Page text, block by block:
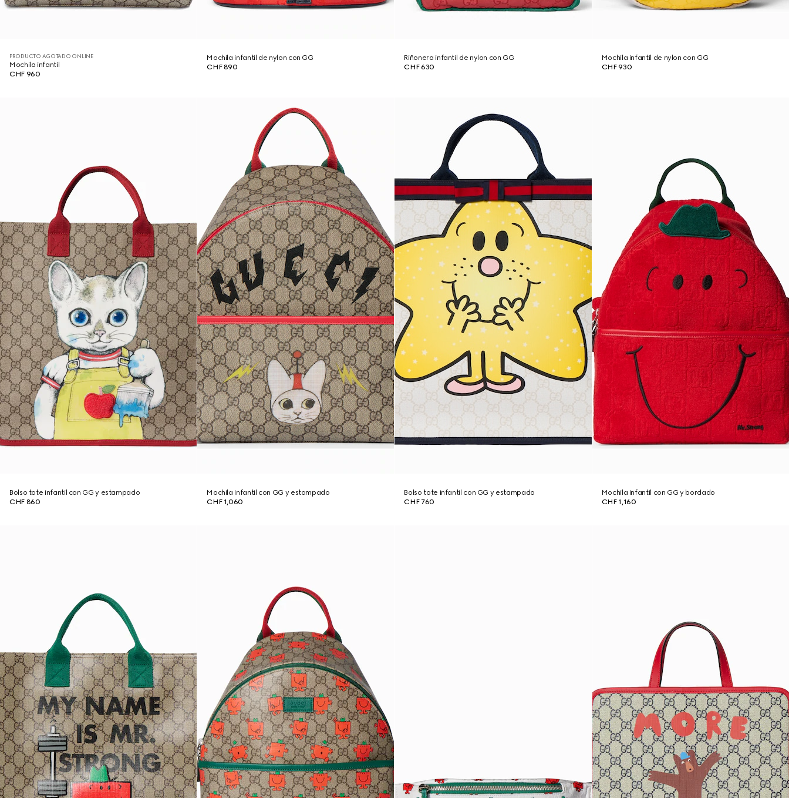
PRODUCTO AGOTADO ONLINE
Mochila infantil
CHF 960
Mochila infantil de nylon con GG
CHF 890
Riñonera infantil de nylon con GG
CHF 630
Mochila infantil de nylon con GG
CHF 930
Bolso tote infantil con GG y estampado
CHF 860
Mochila infantil con GG y estampado
CHF 1,060
Bolso tote infantil con GG y estampado
CHF 760
Mochila infantil con GG y bordado
CHF 1,160